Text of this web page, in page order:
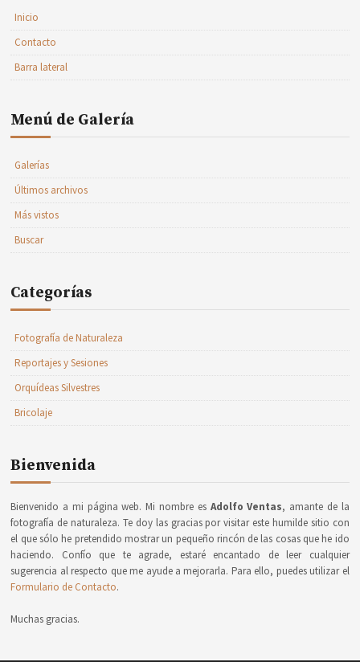
Inicio
Contacto
Barra lateral
Menú de Galería
Galerías
Últimos archivos
Más vistos
Buscar
Categorías
Fotografía de Naturaleza
Reportajes y Sesiones
Orquídeas Silvestres
Bricolaje
Bienvenida
Bienvenido a mi página web. Mi nombre es Adolfo Ventas, amante de la
fotografía de naturaleza. Te doy las gracias por visitar este humilde sitio con
el que sólo he pretendido mostrar un pequeño rincón de las cosas que he ido
haciendo. Confío que te agrade, estaré encantado de leer cualquier
sugerencia al respecto que me ayude a mejorarla. Para ello, puedes utilizar el
Formulario de Contacto.
Muchas gracias.